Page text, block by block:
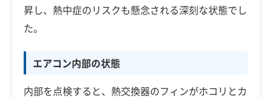
昇し、熱中症のリスクも懸念される深刻な状態でし
た。
エアコン内部の状態
内部を点検すると、熱交換器のフィンがホコリとカ